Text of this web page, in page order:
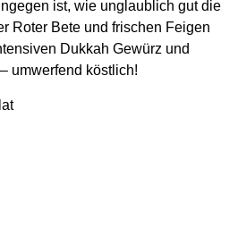
ist, wie unglaublich gut die
Roter Bete und frischen Feigen
Dukkah Gewürz und
umwerfend köstlich!